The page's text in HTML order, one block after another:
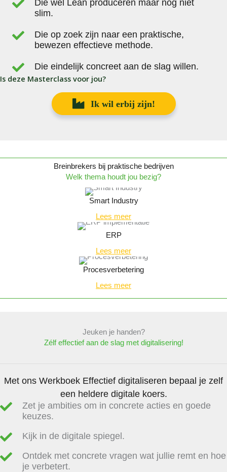
Die wel Lean produceren maar nog niet
slim.
Die op zoek zijn naar een praktische,
bewezen effectieve methode.
Die eindelijk concreet aan de slag willen.
Is deze Masterclass voor jou?
Ik wil erbij zijn!
Breinbrekers bij praktische bedrijven
Welk thema houdt jou bezig?
Smart Industry
Lees meer
ERP
Lees meer
Procesverbetering
Lees meer
Jeuken je handen?
Zélf effectief aan de slag met digitalisering!
Met ons Werkboek Effectief digitaliseren bepaal je zelf
een heldere digitale koers.
Zet je ambities om in concrete acties en goede
keuzes.
Kijk in de digitale spiegel.
Ontdek met concrete vragen wat jullie remt en hoe
je verbetert.